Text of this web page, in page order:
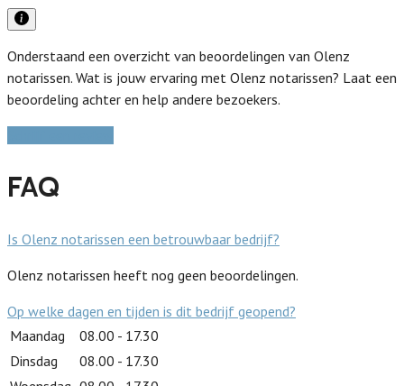
Onderstaand een overzicht van beoordelingen van Olenz
notarissen. Wat is jouw ervaring met Olenz notarissen? Laat een
beoordeling achter en help andere bezoekers.
FAQ
Is Olenz notarissen een betrouwbaar bedrijf?
Olenz notarissen heeft nog geen beoordelingen.
Op welke dagen en tijden is dit bedrijf geopend?
Maandag
08.00 - 17.30
Dinsdag
08.00 - 17.30